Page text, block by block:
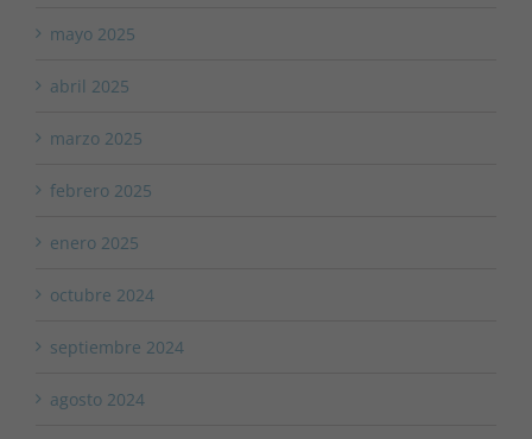
mayo 2025
abril 2025
marzo 2025
febrero 2025
enero 2025
octubre 2024
septiembre 2024
agosto 2024